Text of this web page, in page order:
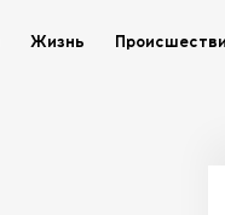
Жизнь